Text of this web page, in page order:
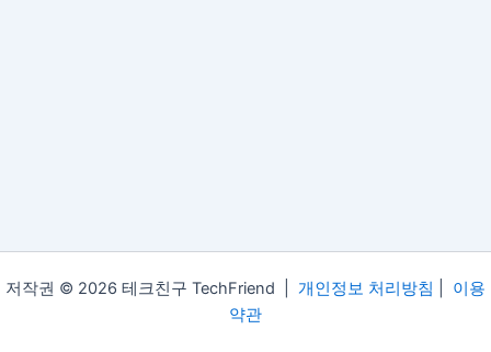
저작권 © 2026 테크친구 TechFriend | 개인정보 처리방침
이용
약관